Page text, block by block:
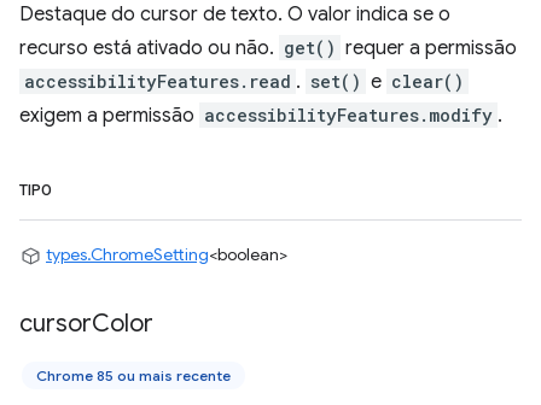
Destaque do cursor de texto. O valor indica se o
recurso está ativado ou não. get() requer a permissão
accessibilityFeatures.read . set() e clear()
exigem a permissão accessibilityFeatures.modify .
TIPO
types.ChromeSetting<boolean>
cursorColor
Chrome 85 ou mais recente